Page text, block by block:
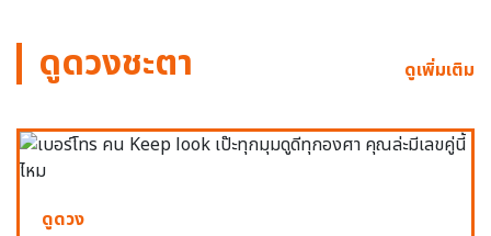
ดูดวงชะตา ดูเพิ่มเติม
ดูดวง